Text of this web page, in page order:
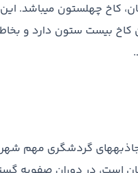
کاخ چهلستون می­باشد.
کاخ بیست ستون دارد و
گردشگری مهم